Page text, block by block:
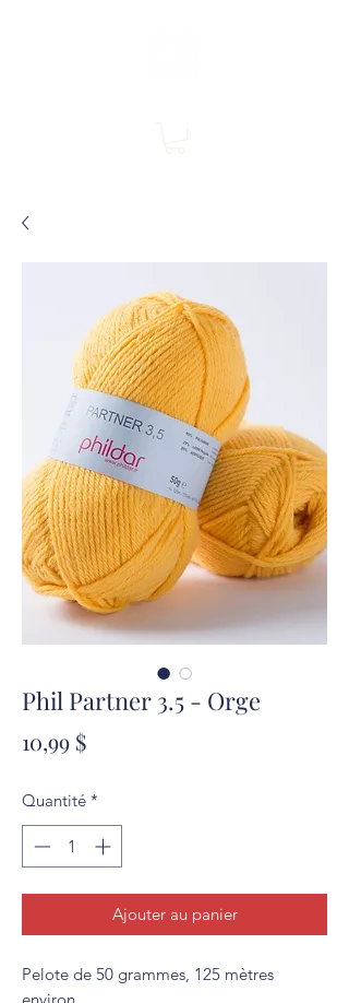
Phil Partner 3.5 - Orge
10,99 $Prix
Quantité *
Ajouter au panier
Pelote de 50 grammes, 125 mètres